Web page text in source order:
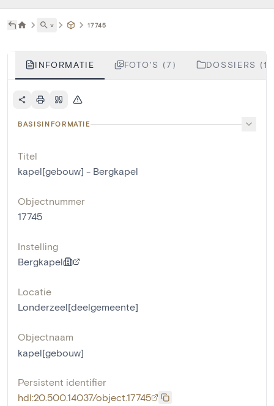
˅ 17745
INFORMATIE FOTO'S (7) DOSSIERS (1)
BASISINFORMATIE
Titel
kapel[gebouw] - Bergkapel
Objectnummer
17745
Instelling
Bergkapel
Locatie
Londerzeel[deelgemeente]
Objectnaam
kapel[gebouw]
Persistent identifier
hdl:20.500.14037/object.17745